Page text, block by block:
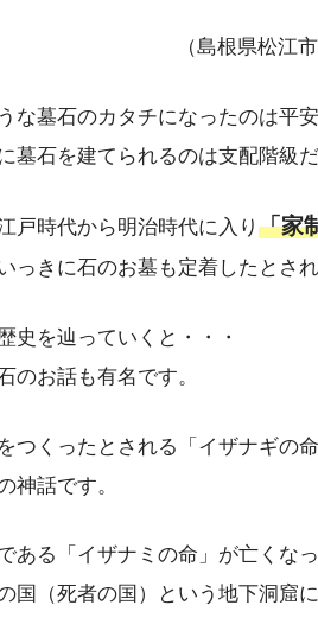
（島根県松江
な墓石のカタチになったのは平
墓石を建てられるのは支配階級
戸時代から明治時代に入り 「家
っきに石のお墓も定着したとされ
史を辿っていくと・・・
のお話も有名です。
つくったとされる「イザナギの
神話です。
ある「イザナミの命」が亡くな
国（死者の国）という地下洞窟